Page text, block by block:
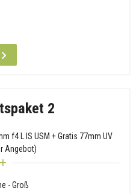
2
f4 L IS USM + Gratis 77mm UV
Angebot)
- Groß